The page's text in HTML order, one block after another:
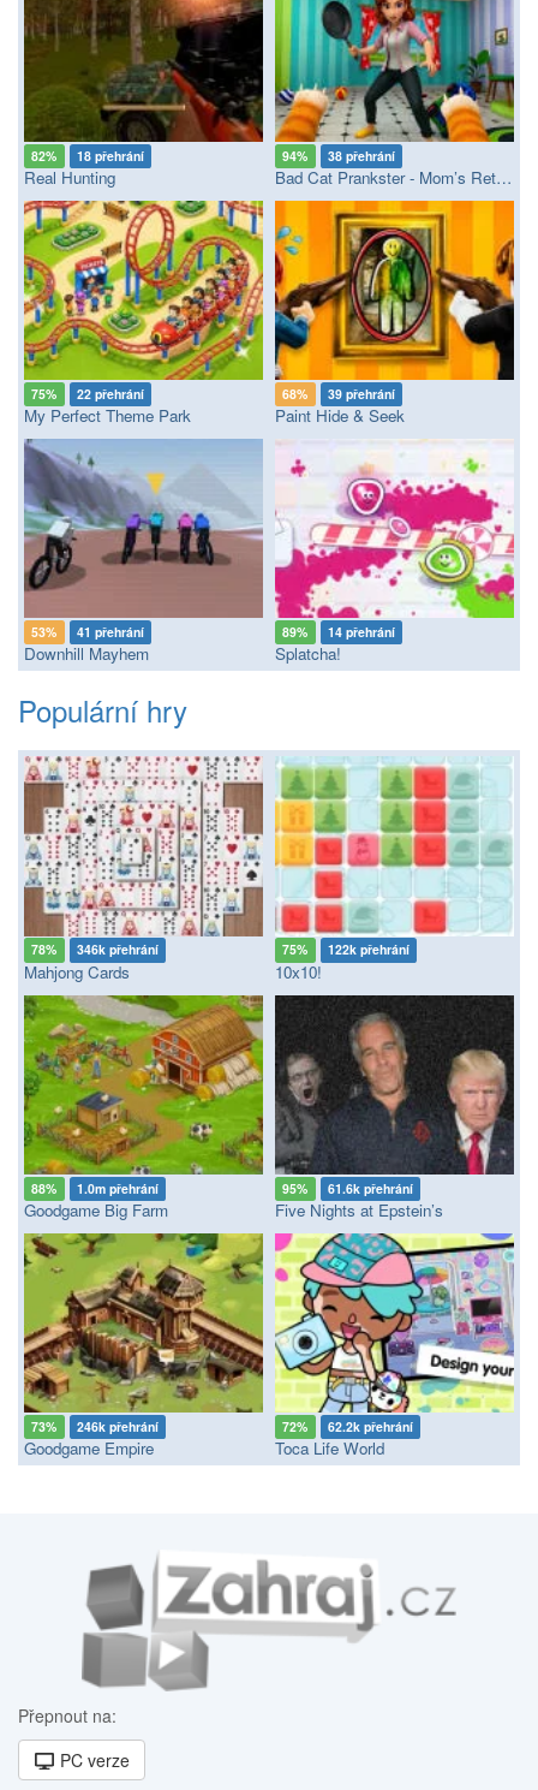
82% 18 přehrání
Real Hunting
94% 38 přehrání
Bad Cat Prankster - Mom’s Return
75% 22 přehrání
My Perfect Theme Park
68% 39 přehrání
Paint Hide & Seek
53% 41 přehrání
Downhill Mayhem
89% 14 přehrání
Splatcha!
Populární hry
78% 346k přehrání
Mahjong Cards
75% 122k přehrání
10x10!
88% 1.0m přehrání
Goodgame Big Farm
95% 61.6k přehrání
Five Nights at Epstein’s
73% 246k přehrání
Goodgame Empire
72% 62.2k přehrání
Toca Life World
Přepnout na:
PC verze